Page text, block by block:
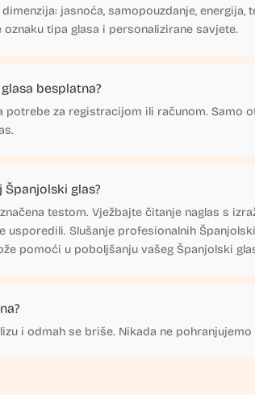
jasnoća, samopouzdanje, energija,
tipa glasa i personalizirane savjete.
besplatna?
potrebe za registracijom ili računom. Samo
glas?
testom. Vježbajte čitanje naglas s
usporedili. Slušanje profesionalnih
pomoći u poboljšanju vašeg Španjolski
i odmah se briše. Nikada ne